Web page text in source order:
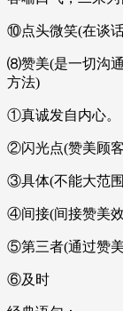
⑩点头微笑(在谈
⑻赞美(是一切沟
方法)
①真诚发自内心。
②闪光点(赞美顾
③具体(不能大范
④间接(间接赞美
⑤第三者(通过赞
⑥及时